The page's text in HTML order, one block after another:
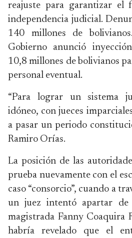
reajuste para garantizar el
independencia judicial.
140 millones de
Gobierno anunció
10,8 millones de bolivianos
personal eventual.
“Para lograr un sistema
idóneo, con jueces
a pasar un periodo
Ramiro Orías.
La posición de las
prueba nuevamente con el
caso “consorcio”, cuando a
un juez intentó apartar de
magistrada Fanny Coaquira
habría revelado que el